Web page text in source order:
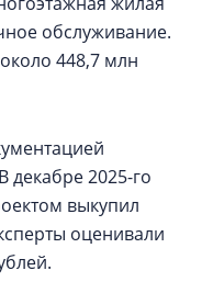
обслуживание.
448,7 млн
декабре 2025-го
выкупил
оценивали